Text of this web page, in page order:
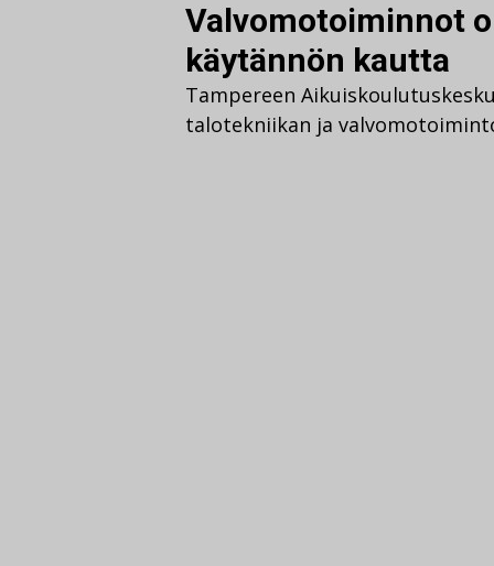
Valvomotoiminnot
käytännön kautta
Tampereen
talotekniikan ja